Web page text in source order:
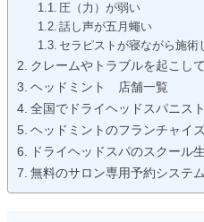
圧（力）が弱い
話し声が五月蠅い
セラピストが寝ながら施術
クレームやトラブルを起こし
ヘッドミント 店舗一覧
全国でドライヘッドスパニス
ヘッドミントのフランチャイ
ドライヘッドスパのスクール
無料のサロン専用予約システ